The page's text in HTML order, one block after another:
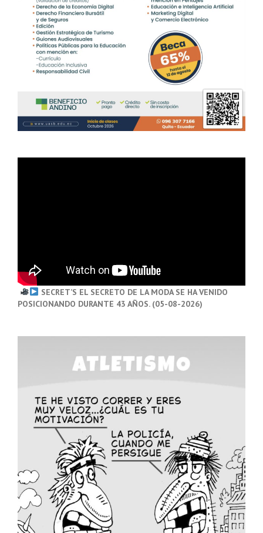
SECRET’S EL SECRETO DE LA MODA SE HA VENIDO
POSICIONANDO DURANTE 43 AÑOS. (05-08-2026)